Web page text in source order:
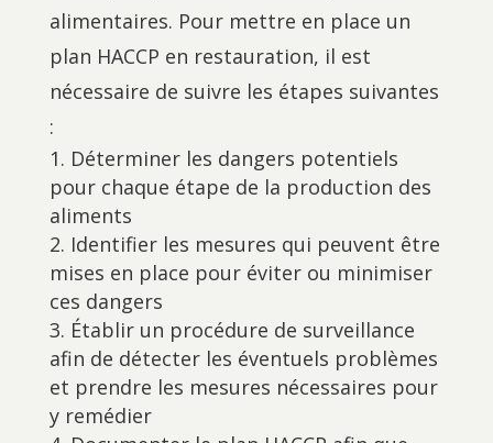
alimentaires. Pour mettre en place un
plan HACCP en restauration, il est
nécessaire de suivre les étapes suivantes
:
Déterminer les dangers potentiels
pour chaque étape de la production des
aliments
Identifier les mesures qui peuvent être
mises en place pour éviter ou minimiser
ces dangers
Établir un procédure de surveillance
afin de détecter les éventuels problèmes
et prendre les mesures nécessaires pour
y remédier